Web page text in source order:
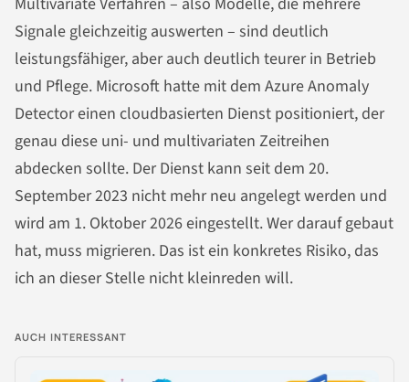
Signale gleichzeitig auswerten – sind deutlich
leistungsfähiger, aber auch deutlich teurer in Betrieb
und Pflege. Microsoft hatte mit dem Azure Anomaly
Detector einen cloudbasierten Dienst positioniert, der
genau diese uni- und multivariaten Zeitreihen
abdecken sollte. Der Dienst kann seit dem 20.
September 2023 nicht mehr neu angelegt werden und
wird am 1. Oktober 2026 eingestellt. Wer darauf gebaut
hat, muss migrieren. Das ist ein konkretes Risiko, das
ich an dieser Stelle nicht kleinreden will.
AUCH INTERESSANT